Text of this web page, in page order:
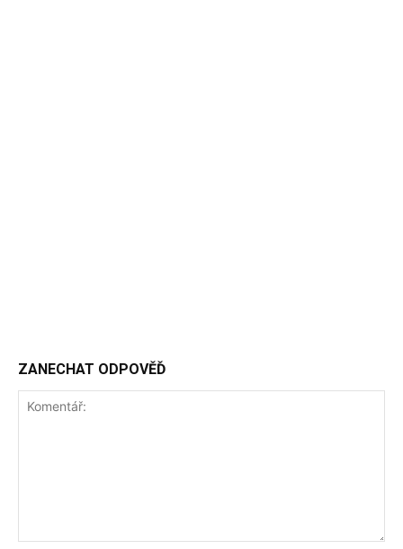
ZANECHAT ODPOVĚĎ